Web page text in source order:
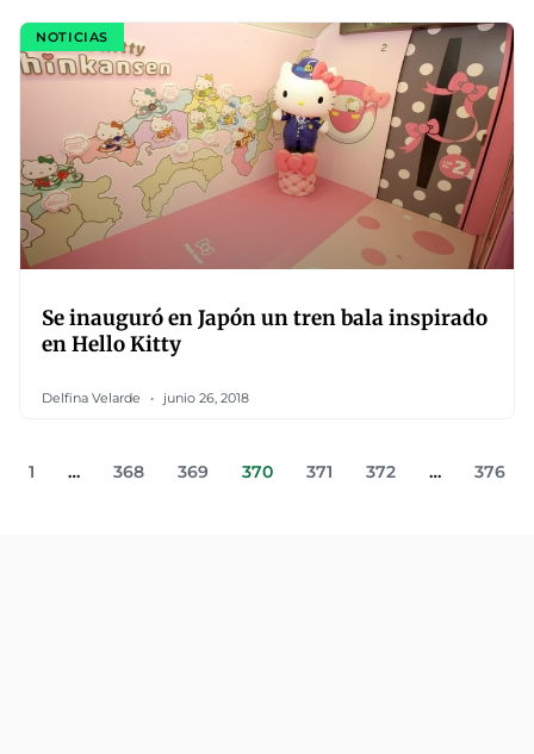
NOTICIAS
Se inauguró en Japón un tren bala inspirado
en Hello Kitty
Delfina Velarde junio 26, 2018
1 … 368 369 370 371 372 … 376